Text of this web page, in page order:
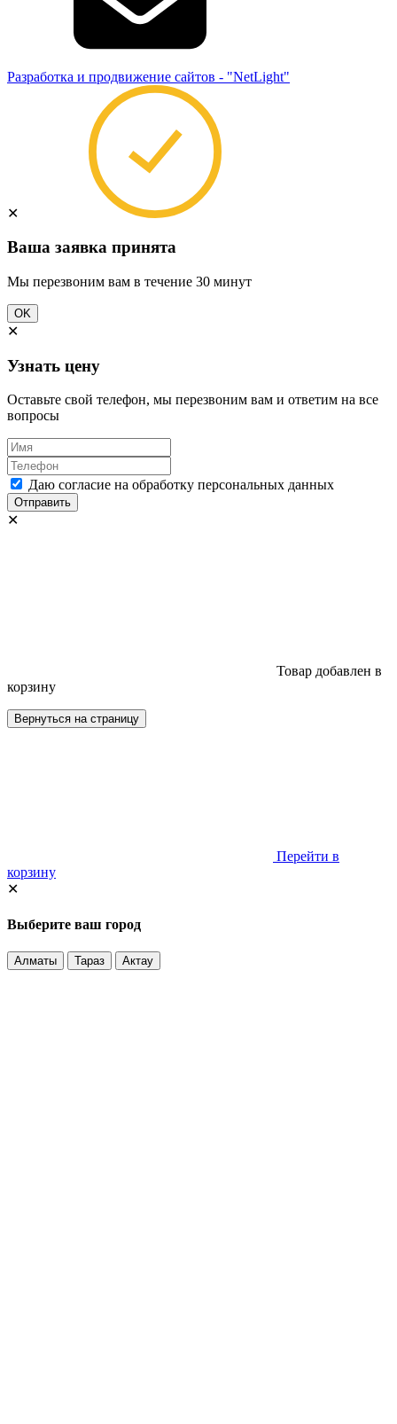
Разработка и продвижение сайтов - "NetLight"
✕
Ваша заявка принята
Мы перезвоним вам в течение 30 минут
OK
✕
Узнать цену
Оставьте свой телефон, мы перезвоним вам и ответим на все
вопросы
Даю согласие на обработку персональных данных
Отправить
✕
Товар добавлен в
корзину
Вернуться на страницу
Перейти в
корзину
✕
Выберите ваш город
Алматы Тараз Актау